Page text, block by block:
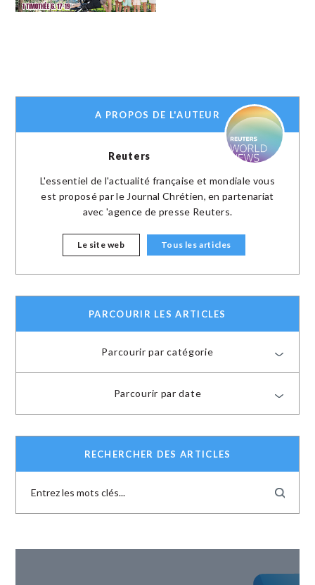
A PROPOS DE L'AUTEUR
Reuters
L'essentiel de l'actualité française et mondiale vous
est proposé par le Journal Chrétien, en partenariat
avec 'agence de presse Reuters.
Le site web Tous les articles
PARCOURIR LES ARTICLES
Parcourir par catégorie
Parcourir par date
RECHERCHER DES ARTICLES